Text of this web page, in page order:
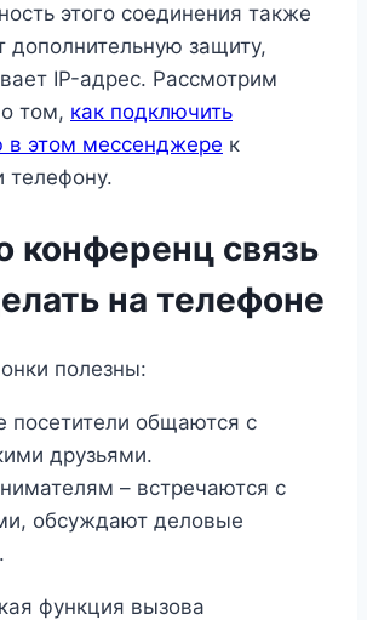
этого соединения также
дополнительную защиту,
IP-адрес. Рассмотрим
том, как подключить
в этом мессенджере к
телефону.
конференц связь
на телефоне
полезны:
посетители общаются с
друзьями.
– встречаются с
обсуждают деловые
функция вызова